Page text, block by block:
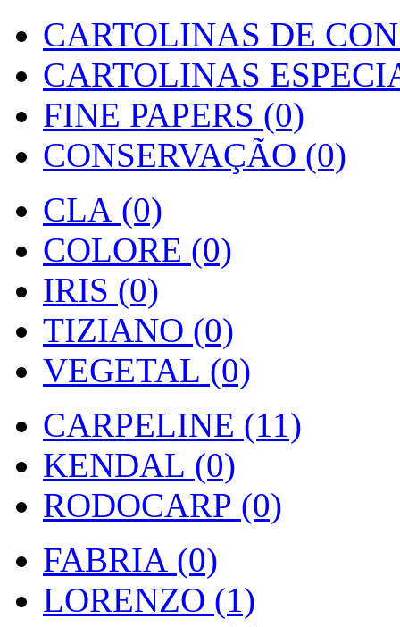
CARTOLINAS DE
CARTOLINAS
FINE PAPERS (0)
CONSERVAÇÃO (0)
CLA (0)
COLORE (0)
IRIS (0)
TIZIANO (0)
VEGETAL (0)
CARPELINE (11)
KENDAL (0)
RODOCARP (0)
FABRIA (0)
LORENZO (1)